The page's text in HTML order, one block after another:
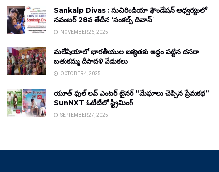
Sankalp Divas : సుచిరిండియా ఫౌండేషన్ ఆధ్వర్యంలో
నవంబర్ 28వ తేదీన ‘సంకల్ప్ దివాస్’
NOVEMBER 26, 2025
మలేషియాలో భారతీయుల ఐక్యతకు అద్దం పట్టిన దసరా
బతుకమ్మ దీపావళి వేడుకలు
OCTOBER 4, 2025
యూత్ ఫుల్ లవ్ ఎంటర్ టైనర్ “మేఘాలు చెప్పిన ప్రేమకథ”
SunNXT ఓటీటీలో స్ట్రీమింగ్
SEPTEMBER 27, 2025